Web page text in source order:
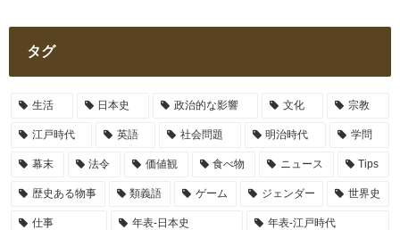
タグ
生活 日本史 政治的な影響 文化 宗教
江戸時代 英語 社会問題 明治時代 学問
幕末 法令 価値観 食べ物 ニュース Tips
歴史ある物事 類義語 ゲーム ジェンダー 世界史
仕事 年表-日本史 年表-江戸時代